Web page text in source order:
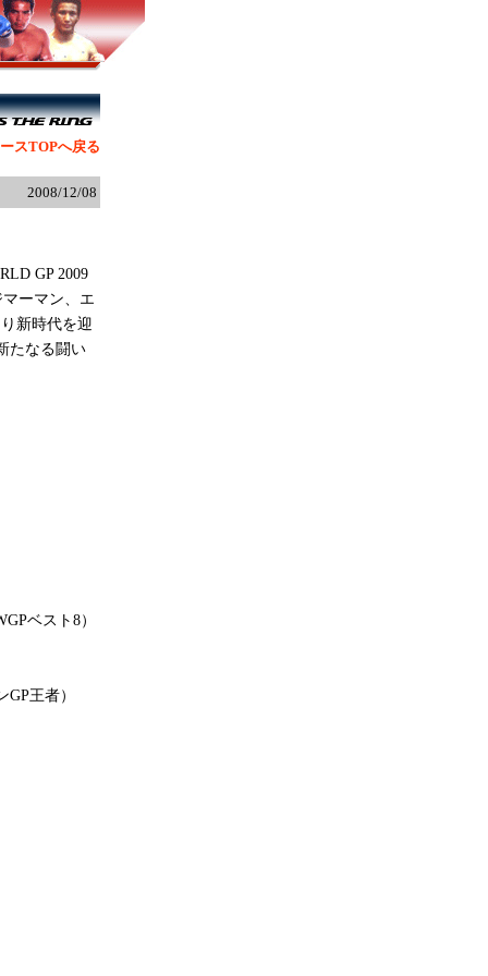
スTOPへ戻る
2008/12/08
GP 2009
ーマン、エ
新時代を迎
たなる闘い
ベスト8）
王者）